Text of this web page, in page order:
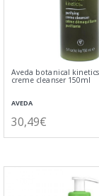
Aveda botanical
creme cleanser 150ml
AVEDA
30,49€